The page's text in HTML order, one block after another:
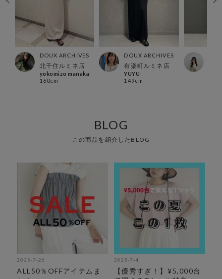
DOUX ARCHIVES
北千住ルミネ店
yokomizo manaka
160cm
DOUX ARCHIVES
有楽町ルミネ店
YUYU
149cm
BLOG
この商品を紹介したBLOG
2025-7-26
ALL50％OFFアイテムま
2025-7-4
【優秀すぎ！】¥5,000台